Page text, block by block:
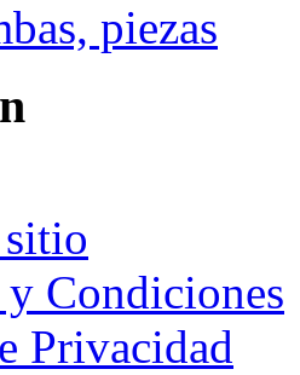
piezas
Condiciones
Privacidad